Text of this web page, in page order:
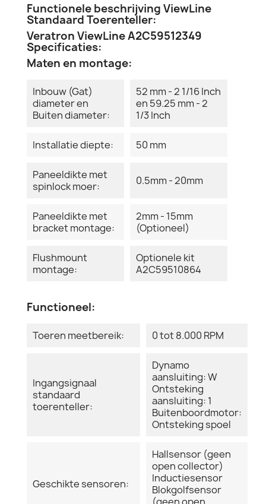
Functionele beschrijving ViewLine
Standaard Toerenteller:
Veratron ViewLine A2C59512349
Specificaties:
Maten en montage:
Inbouw (Gat)
diameter en
Buiten diameter:
52 mm - 2 1/16 Inch
en 59.25 mm - 2
1/3 Inch
Installatie diepte: 50 mm
Paneeldikte met
spinlock moer:
0.5mm - 20mm
Paneeldikte met
bracket montage:
2mm - 15mm
(Optioneel)
Flushmount
montage:
Optionele kit
A2C59510864
Functioneel:
Toeren meetbereik: 0 tot 8.000 RPM
Ingangsignaal
standaard
toerenteller:
Dynamo
aansluiting: W
Ontsteking
aansluiting: 1
Buitenboordmotor:
Ontsteking spoel
Geschikte sensoren:
Hallsensor (geen
open collector)
Inductiesensor
Blokgolfsensor